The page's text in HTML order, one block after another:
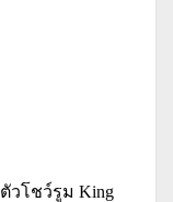
วโชว์รูม King